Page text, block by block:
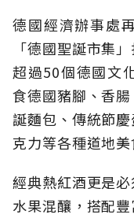
德國經濟辦事處
「德國聖誕市集
超過50個德國文
食德國豬腳、香
誕麵包、傳統節
克力等各種道地美
經典熱紅酒更是
水果混釀，搭配